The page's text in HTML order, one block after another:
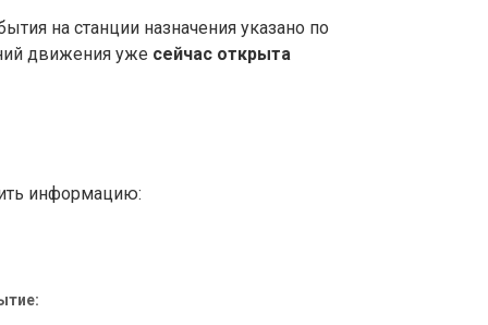
на станции назначения указано по
движения уже сейчас открыта
информацию: